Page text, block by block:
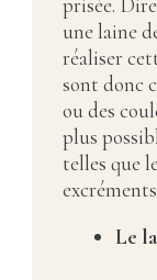
une laine
réaliser
sont donc
ou des
plus
telles que
Le